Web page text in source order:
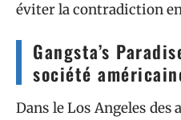
éviter la contradiction
Gangsta’s
société
Dans le Los Angeles des